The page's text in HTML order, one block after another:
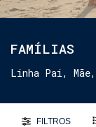
FAMÍLIAS
Linha Pai,
FILTROS